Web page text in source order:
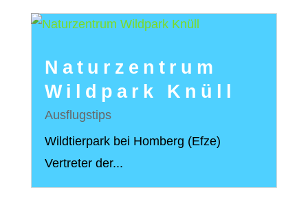
Naturzentrum
Wildpark Knüll
Ausflugstips
Wildtierpark bei Homberg (Efze)
Vertreter der...